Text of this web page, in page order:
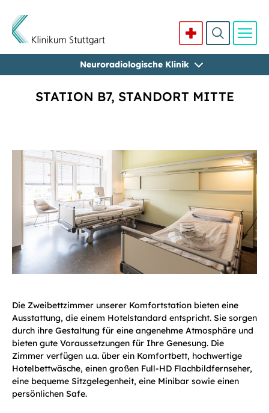
Neuroradiologische Klinik
STATION B7, STANDORT MITTE
Die Zweibettzimmer unserer Komfortstation bieten eine
Ausstattung, die einem Hotelstandard entspricht. Sie sorgen
durch ihre Gestaltung für eine angenehme Atmosphäre und
bieten gute Voraussetzungen für Ihre Genesung. Die
Zimmer verfügen u.a. über ein Komfortbett, hochwertige
Hotelbettwäsche, einen großen Full-HD Flachbildfernseher,
eine bequeme Sitzgelegenheit, eine Minibar sowie einen
persönlichen Safe.